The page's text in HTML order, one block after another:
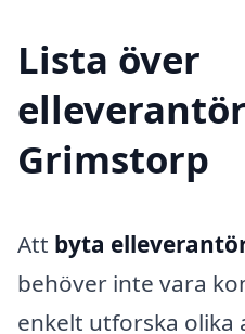
Lista över
Grimstorp
Att byta
behöver inte vara
enkelt utforska